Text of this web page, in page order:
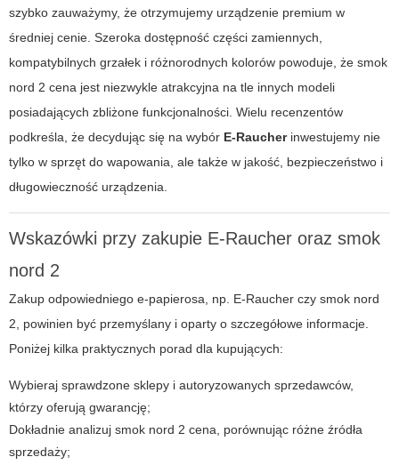
szybko zauważymy, że otrzymujemy urządzenie premium w
średniej cenie. Szeroka dostępność części zamiennych,
kompatybilnych grzałek i różnorodnych kolorów powoduje, że smok
nord 2 cena jest niezwykle atrakcyjna na tle innych modeli
posiadających zbliżone funkcjonalności. Wielu recenzentów
podkreśla, że decydując się na wybór E-Raucherinwestujemy nie
tylko w sprzęt do wapowania, ale także w jakość, bezpieczeństwo i
długowieczność urządzenia.
Wskazówki przy zakupie E-Raucher oraz smok
nord 2
Zakup odpowiedniego e-papierosa, np. E-Raucher czy smok nord
2 , powinien być przemyślany i oparty o szczegółowe informacje.
Poniżej kilka praktycznych porad dla kupujących:
Wybieraj sprawdzone sklepy i autoryzowanych sprzedawców,
którzy oferują gwarancję;
Dokładnie analizuj smok nord 2 cena , porównując różne źródła
sprzedaży;